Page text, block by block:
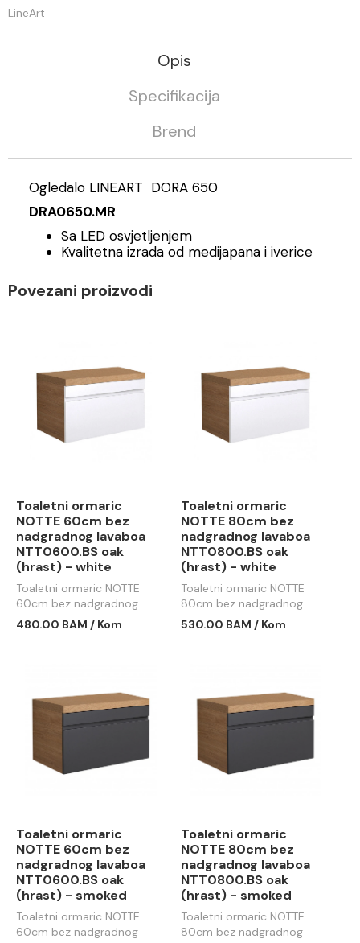
LineArt
Opis
Specifikacija
Brend
Ogledalo LINEART DORA 650
DRA0650.MR
Sa LED osvjetljenjem
Kvalitetna izrada od medijapana i iverice
Povezani proizvodi
Toaletni ormaric
NOTTE 60cm bez
nadgradnog lavaboa
NTT0600.BS oak
(hrast) - white
Toaletni ormaric NOTTE
60cm bez nadgradnog
lavaboa NTT0600.BS oak
(hrast) - white
480.00 BAM / Kom
Toaletni ormaric
NOTTE 80cm bez
nadgradnog lavaboa
NTT0800.BS oak
(hrast) - white
Toaletni ormaric NOTTE
80cm bez nadgradnog
lavaboa NTT0800.BS oak
(hrast) - white
530.00 BAM / Kom
Toaletni ormaric
NOTTE 60cm bez
nadgradnog lavaboa
NTT0600.BS oak
(hrast) - smoked
Toaletni ormaric NOTTE
60cm bez nadgradnog
Toaletni ormaric
NOTTE 80cm bez
nadgradnog lavaboa
NTT0800.BS oak
(hrast) - smoked
Toaletni ormaric NOTTE
80cm bez nadgradnog